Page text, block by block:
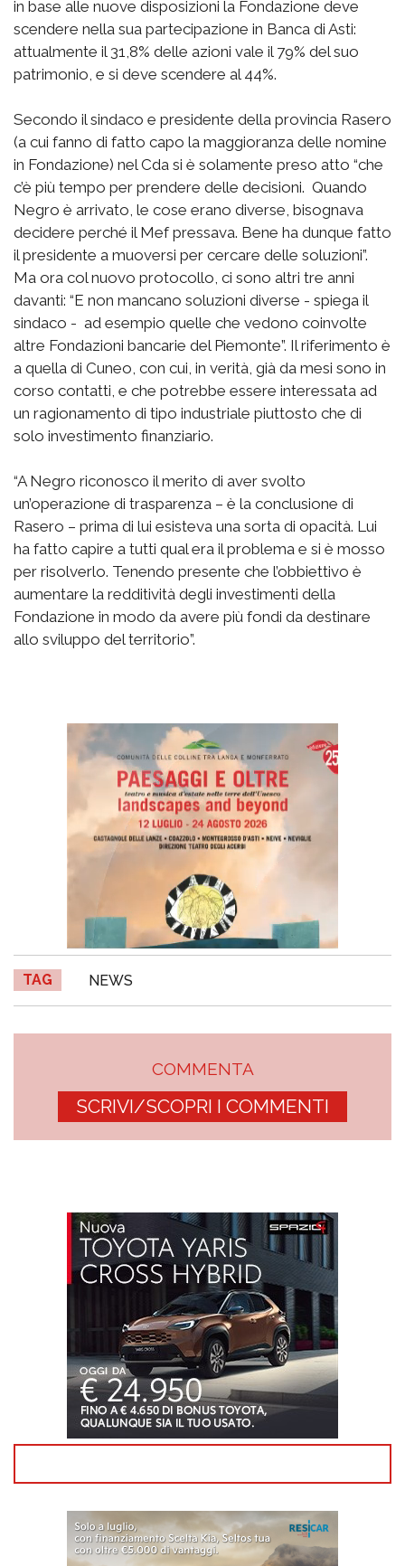
in base alle nuove disposizioni la Fondazione deve
scendere nella sua partecipazione in Banca di Asti:
attualmente il 31,8% delle azioni vale il 79% del suo
patrimonio, e si deve scendere al 44%.
Secondo il sindaco e presidente della provincia Rasero
(a cui fanno di fatto capo la maggioranza delle nomine
in Fondazione) nel Cda si è solamente preso atto “che
c’è più tempo per prendere delle decisioni. Quando
Negro è arrivato, le cose erano diverse, bisognava
decidere perché il Mef pressava. Bene ha dunque fatto
il presidente a muoversi per cercare delle soluzioni”.
Ma ora col nuovo protocollo, ci sono altri tre anni
davanti: “E non mancano soluzioni diverse - spiega il
sindaco - ad esempio quelle che vedono coinvolte
altre Fondazioni bancarie del Piemonte”. Il riferimento è
a quella di Cuneo, con cui, in verità, già da mesi sono in
corso contatti, e che potrebbe essere interessata ad
un ragionamento di tipo industriale piuttosto che di
solo investimento finanziario.
“A Negro riconosco il merito di aver svolto
un’operazione di trasparenza – è la conclusione di
Rasero – prima di lui esisteva una sorta di opacità. Lui
ha fatto capire a tutti qual era il problema e si è mosso
per risolverlo. Tenendo presente che l’obbiettivo è
aumentare la redditività degli investimenti della
Fondazione in modo da avere più fondi da destinare
allo sviluppo del territorio”.
TAG NEWS
COMMENTA
SCRIVI/SCOPRI I COMMENTI